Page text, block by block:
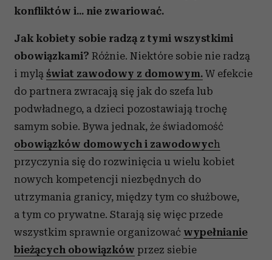
konfliktów i... nie zwariować.
Jak kobiety sobie radzą z tymi wszystkimi
obowiązkami? Różnie. Niektóre sobie nie radzą
i mylą świat zawodowy z domowym. W efekcie
do partnera zwracają się jak do szefa lub
podwładnego, a dzieci pozostawiają trochę
samym sobie. Bywa jednak, że świadomość
obowiązków domowych i zawodowych
przyczynia się do rozwinięcia u wielu kobiet
nowych kompetencji niezbędnych do
utrzymania granicy, między tym co służbowe,
a tym co prywatne. Starają się więc przede
wszystkim sprawnie organizować wypełnianie
bieżących obowiązków przez siebie